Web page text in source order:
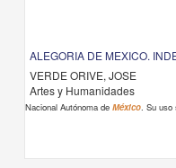
ALEGORIA DE MEXICO.
VERDE ORIVE, JOSE
Artes y Humanidades
Nacional Autónoma deMéxico. Su uso